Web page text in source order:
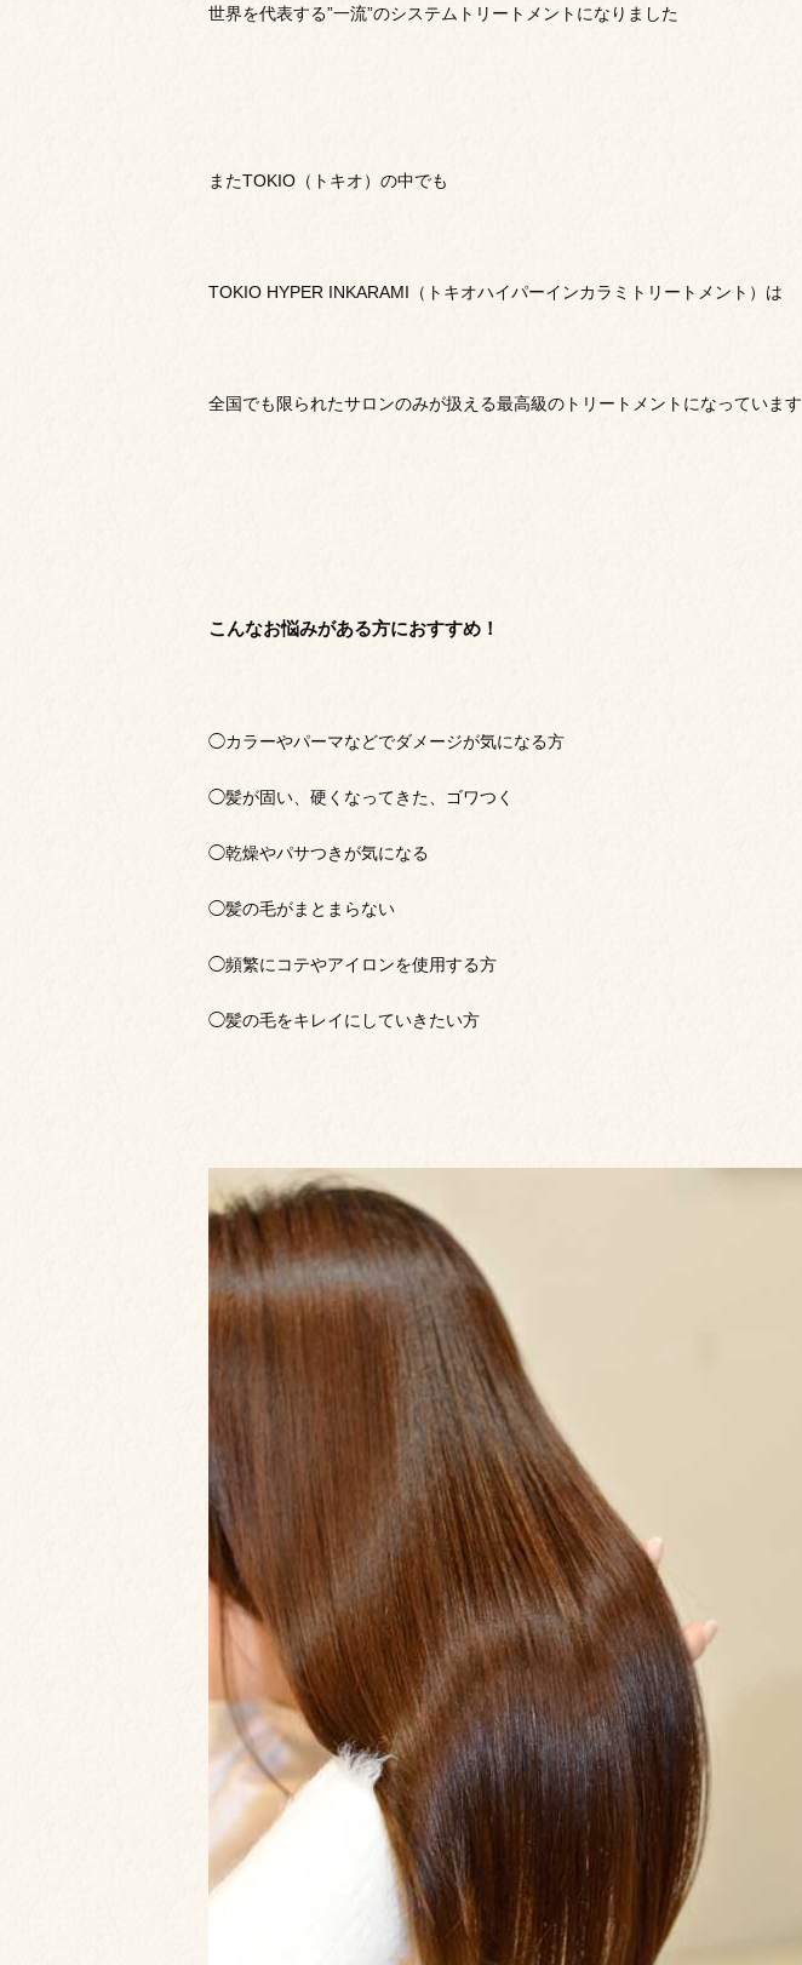
世界を代表する”一流”のシステムトリートメントになりました
またTOKIO（トキオ）の中でも
TOKIO HYPER INKARAMI（トキオハイパーインカラミトリートメント）は
全国でも限られたサロンのみが扱える最高級のトリートメントになっています
こんなお悩みがある方におすすめ！
◯カラーやパーマなどでダメージが気になる方
◯髪が固い、硬くなってきた、ゴワつく
◯乾燥やパサつきが気になる
◯髪の毛がまとまらない
◯頻繁にコテやアイロンを使用する方
◯髪の毛をキレイにしていきたい方